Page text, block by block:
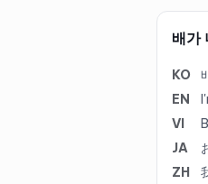
배가
KO
EN
VI
JA
ZH